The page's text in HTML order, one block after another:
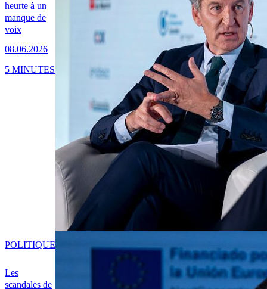
heurte à un
manque de
voix
08.06.2026
5 MINUTES
Les
scandales de
POLITIQUE